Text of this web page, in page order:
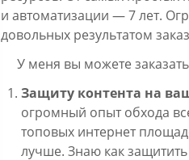
и автоматизации — 7 лет.
довольных результатом
У меня вы можете
Защиту контента на
огромный опыт обхода
топовых интернет
лучше. Знаю как